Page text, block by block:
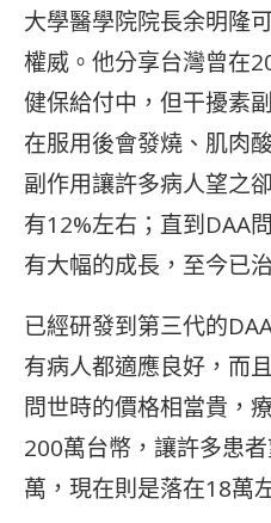
大學醫學院院長余明隆
權威。他分享台灣曾在
健保給付中，但干擾素
在服用後會發燒、肌肉
副作用讓許多病人望之
有12%左右；直到DAA
有大幅的成長，至今已
已經研發到第三代的
有病人都適應良好，而
問世時的價格相當貴，
200萬台幣，讓許多患
萬，現在則是落在18萬